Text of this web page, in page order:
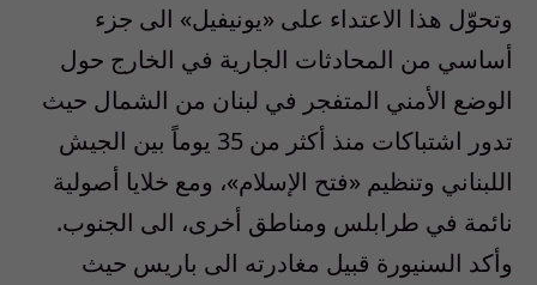
وتحوّل هذا الاعتداء على «يونيفيل» الى جزء
أساسي من المحادثات الجارية في الخارج حول
الوضع الأمني المتفجر في لبنان من الشمال حيث
تدور اشتباكات منذ أكثر من 35 يوماً بين الجيش
اللبناني وتنظيم «فتح الإسلام»، ومع خلايا أصولية
نائمة في طرابلس ومناطق أخرى، الى الجنوب.
وأكد السنيورة قبيل مغادرته الى باريس حيث